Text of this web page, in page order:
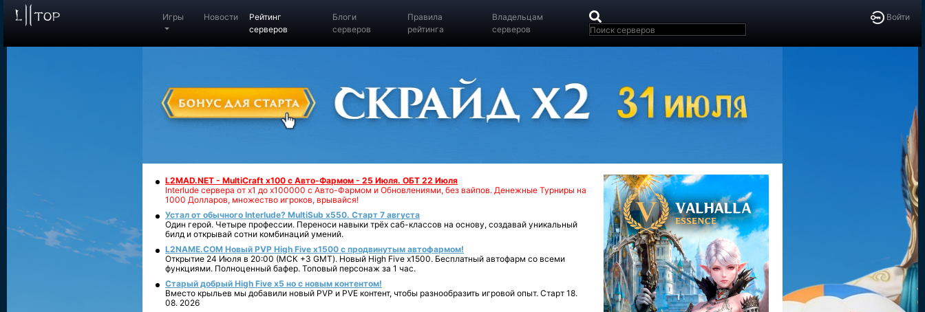
Войти
Игры Новости
Рейтинг
серверов
Блоги
серверов
Правила
рейтинга
Владельцам
серверов
L2MAD.NET - MultiCraft x100 с Авто-Фармом - 25 Июля. ОБТ 22 Июля
Interlude сервера от х1 до х100000 с Авто-Фармом и Обновлениями, без вайпов. Денежные Турниры на
1000 Долларов, множество игроков, врывайся!
Устал от обычного Interlude? MultiSub x550. Старт 7 августа
Один герой. Четыре профессии. Переноси навыки трёх саб-классов на основу, создавай уникальный
билд и открывай сотни комбинаций умений.
L2NAME.COM Новый PVP High Five x1500 с продвинутым автофармом!
Открытие 24 Июля в 20:00 (МСК +3 GMT). Новый High Five x1500. Бесплатный автофарм со всеми
функциями. Полноценный бафер. Топовый персонаж за 1 час.
Старый добрый High Five x5 но с новым контентом!
Вместо крыльев мы добавили новый PVP и PVE контент, чтобы разнообразить игровой опыт. Старт 18.
08. 2026